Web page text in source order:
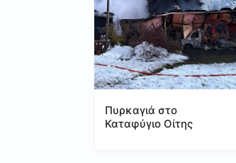
Πυρκαγιά στο
Καταφύγιο Οίτης